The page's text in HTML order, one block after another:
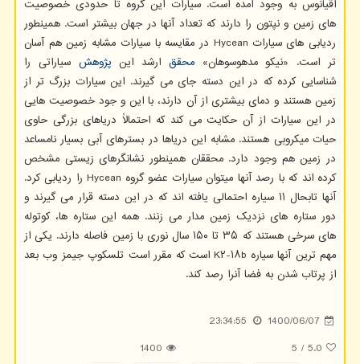
اقیانوس به وجود آمده است. سیارات این گروه تا حدودی خصوصیت
های زمین و نپتون را دارند که تعداد آنها در جهان بیشتر است. همینطور
ردیابی های سیارات Hycean در مقایسه با سیارات مشابه زمین هم آسان
تر است. «نیکو مدهوسوهان»محقق ارشد این پژوهش سیاراتی را
شناسایی کرده که در این دسته جای می گیرند. این سیارات بزرگ تر از
زمین هستند و دمای بیشتری از آن دارند، با این و جود خصوصیت هایی
در این سیارات از آن حکایت می کند که احتمالاً دریاهای بزرگی حاوی
حیات میکروبی هستند. مشابه این دریاها در بسترهای آبی بسیار نامساعد
در زمین هم وجود دارد. محققان همینطور نشانگرهای زیستی مشخص
کرده اند که با رصد آنها میتوان سیارات عضو گروه Hycean را ردیابی کرد.
آنها تابحال ۱۱ سیاره احتمالی یافته اند که در این دسته قرار می گیرند و
دور ستاره های نزدیک زمین مدار می زنند. همه این ستاره ها، کوتوله
های سرخی هستند که ۳۵ تا ۱۵۰ سال نوری با زمین فاصله دارند. یکی از
مهم ترین آنها سیاره K۲-۱۸b است که مقرر است تلسکوپ جیمز وب بعد
از پرتاب شدن به فضا آنرا رصد کند.
1400/06/07
23:34:55
5.0
/
5
1400